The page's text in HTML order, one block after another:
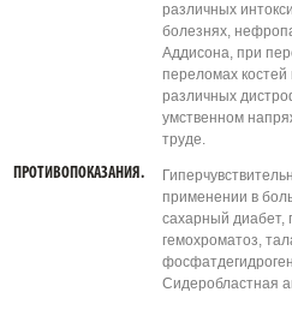
различных
болезнях,
Аддисона, при
переломах
различных
умственном
труде.
ПРОТИВОПОКАЗАНИЯ.
применении в
сахарный диабет,
гемохроматоз,
Сидеробластная